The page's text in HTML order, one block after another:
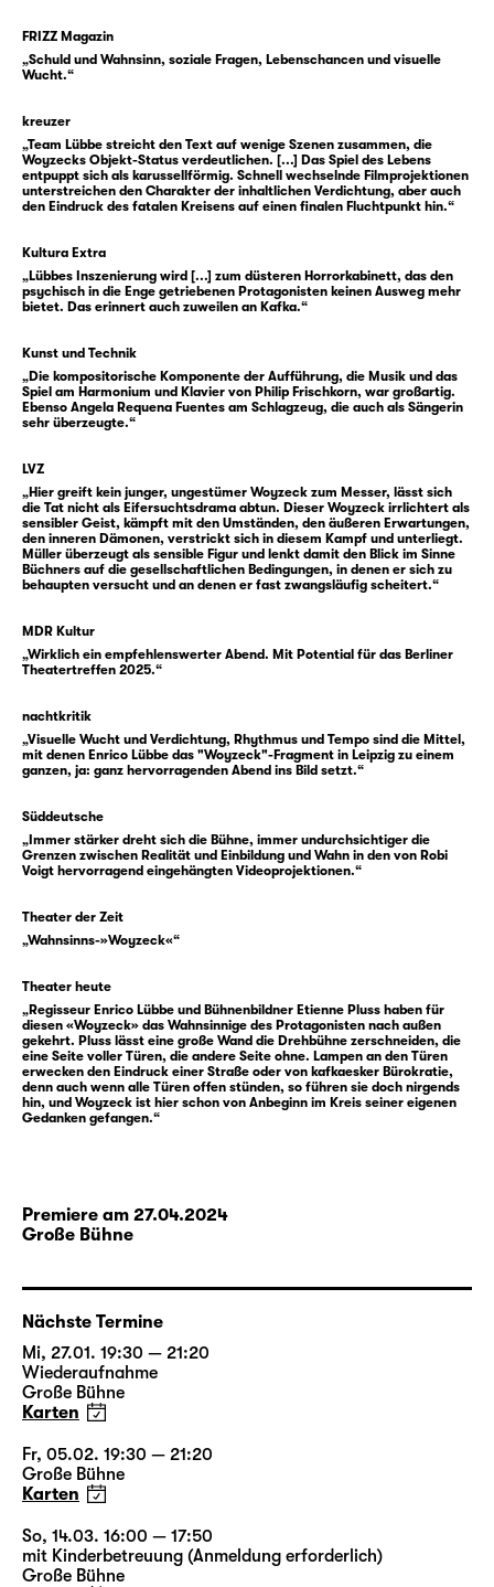
Immerzu aber gibt es auch die Stimmen in
Woyzecks Kopf, die ihm noch ganz andere
Dinge einsagen, die er tun soll. Das Karussell
unter einem großen Mond, der rot ist „wie ein
blutig Eisen“. Ruhe gibt es kaum für
Woyzeck. Aber wenn er zur Ruhe kommt, sind
da immer noch diese Stimmen, dann flüstert
Stimmen erzählen ihm auch vom
Tambourmajor, der es auf Marie abgesehen
habe.
Woyzeck versucht zu fliehen. Den
Hauptmann, den Doktor und diese Stimmen.
Aber sie holen ihn ein. Und Marie wird
eingeholt von Woyzecks Eifersucht. „Der
1821 erstach Johann Christian Woyzeck seine
Geliebte, die Witwe Woost, in der Leipziger
Vorstadt. Er war bereits in Leipzig in die
Lehre gegangen, und nach Jahren als
Napoleonischen Befreiungskriege in Armeen
verschiedenster Staaten verbracht hatte, war
Georg Büchner wurde, neben vielen anderen,
durch Berichte auf den Leipziger Fall
aufmerksam, der drei Jahre verhandelt und
Fall verbanden sich wie unter einem
Brennglas Fragen, die damals erst seit
kurzem, dafür aber intensiv diskutiert
Wahnsinn ebenso wie soziale Fragen nach
Lebensbedingungen und Lebenschancen.
Die psychiatrischen Gerichtsgutachten, die
zum Fall Woyzeck entstanden, bilden eine
der Quellen zu Büchners Drama, das sich
andererseits eine große literarische Freiheit
nimmt. Schlaglichtartig reiht Büchners
in einen grellen Fokus. Büchners Drama ist
Fragment geblieben — aber gerade in seiner
besonders den Aspekten und Umständen
dieser Geschichte.
Für diese Inszenierung gestaltete der
Leipziger Musiker und Jazzpianist
Frischkorn
begleitet den Abend auch live am Klavier,
unterstützt von Angela Requena Fuentes am
Schlagzeug.
FRIZZ Magazin
„Schuld und Wahnsinn, soziale Fragen, Lebenschancen und visuelle
Wucht.“
kreuzer
„Team Lübbe streicht den Text auf wenige Szenen zusammen, die
Woyzecks Objekt-Status verdeutlichen. [...] Das Spiel des Lebens
entpuppt sich als karussellförmig. Schnell wechselnde Filmprojektionen
unterstreichen den Charakter der inhaltlichen Verdichtung, aber auch
den Eindruck des fatalen Kreisens auf einen finalen Fluchtpunkt hin.“
Kultura Extra
„Lübbes Inszenierung wird [...] zum düsteren Horrorkabinett, das den
psychisch in die Enge getriebenen Protagonisten keinen Ausweg mehr
bietet. Das erinnert auch zuweilen an Kafka.“
Kunst und Technik
„Die kompositorische Komponente der Aufführung, die Musik und das
Spiel am Harmonium und Klavier von Philip Frischkorn, war großartig.
Ebenso Angela Requena Fuentes am Schlagzeug, die auch als Sängerin
sehr überzeugte.“
LVZ
„Hier greift kein junger, ungestümer Woyzeck zum Messer, lässt sich
die Tat nicht als Eifersuchtsdrama abtun. Dieser Woyzeck irrlichtert als
sensibler Geist, kämpft mit den Umständen, den äußeren Erwartungen,
den inneren Dämonen, verstrickt sich in diesem Kampf und unterliegt.
Müller überzeugt als sensible Figur und lenkt damit den Blick im Sinne
Büchners auf die gesellschaftlichen Bedingungen, in denen er sich zu
behaupten versucht und an denen er fast zwangsläufig scheitert.“
MDR Kultur
„Wirklich ein empfehlenswerter Abend. Mit Potential für das Berliner
Theatertreffen 2025.“
nachtkritik
„Visuelle Wucht und Verdichtung, Rhythmus und Tempo sind die Mittel,
mit denen Enrico Lübbe das "Woyzeck"-Fragment in Leipzig zu einem
ganzen, ja: ganz hervorragenden Abend ins Bild setzt.“
Süddeutsche
„Immer stärker dreht sich die Bühne, immer undurchsichtiger die
Grenzen zwischen Realität und Einbildung und Wahn in den von Robi
Voigt hervorragend eingehängten Videoprojektionen.“
Theater der Zeit
„Wahnsinns-»Woyzeck«“
Theater heute
„Regisseur Enrico Lübbe und Bühnenbildner Etienne Pluss haben für
diesen «Woyzeck» das Wahnsinnige des Protagonisten nach außen
gekehrt. Pluss lässt eine große Wand die Drehbühne zerschneiden, die
eine Seite voller Türen, die andere Seite ohne. Lampen an den Türen
erwecken den Eindruck einer Straße oder von kafkaesker Bürokratie,
denn auch wenn alle Türen offen stünden, so führen sie doch nirgends
hin, und Woyzeck ist hier schon von Anbeginn im Kreis seiner eigenen
Gedanken gefangen.“
Premiere am 27.04.2024
Große Bühne
Nächste Termine
Mi, 27.01. 19:30 — 21:20
Wiederaufnahme
Große Bühne
Karten
Fr, 05.02. 19:30 — 21:20
Große Bühne
Karten
So, 14.03. 16:00 — 17:50
mit Kinderbetreuung (Anmeldung erforderlich)
Große Bühne